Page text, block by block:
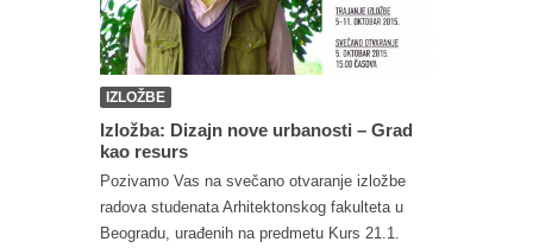
IZLOŽBE
Izložba: Dizajn nove urbanosti – Grad
kao resurs
Pozivamo Vas na svečano otvaranje izložbe
radova studenata Arhitektonskog fakulteta u
Beogradu, urađenih na predmetu Kurs 21.1.